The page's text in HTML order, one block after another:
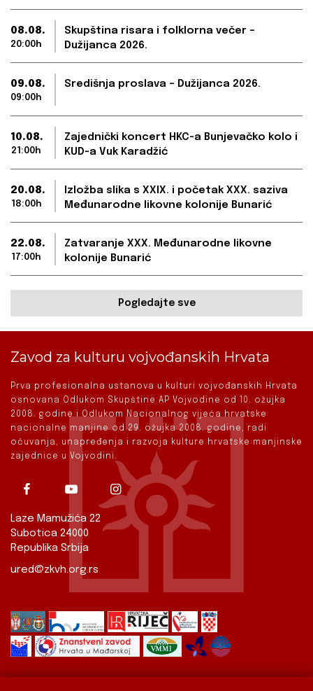
08.08.
20:00h
Skupština risara i folklorna večer –
Dužijanca 2026.
09.08.
09:00h
Središnja proslava – Dužijanca 2026.
10.08.
21:00h
Zajednički koncert HKC-a Bunjevačko kolo i
KUD-a Vuk Karadžić
20.08.
18:00h
Izložba slika s XXIX. i početak XXX. saziva
Međunarodne likovne kolonije Bunarić
22.08.
17:00h
Zatvaranje XXX. Međunarodne likovne
kolonije Bunarić
Pogledajte sve
Zavod za kulturu vojvođanskih Hrvata
Prva profesionalna ustanova u kulturi vojvođanskih Hrvata
osnovana Odlukom Skupštine AP Vojvodine od 10. ožujka
2008. godine i Odlukom Nacionalnog vijeća hrvatske
nacionalne manjine od 29. ožujka 2008. godine, radi
očuvanja, unapređenja i razvoja kulture hrvatske manjinske
zajednice u Vojvodini.
Laze Mamužića 22
Subotica 24000
Republika Srbija
ured@zkvh.org.rs